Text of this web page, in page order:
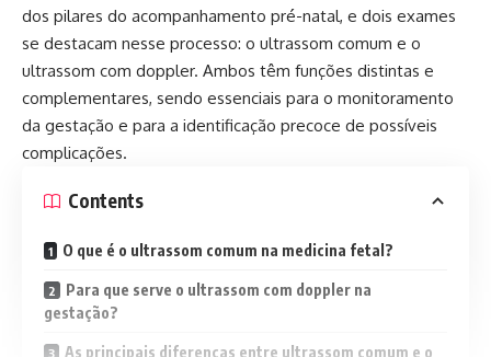
dos pilares do acompanhamento pré-natal, e dois exames
se destacam nesse processo: o ultrassom comum e o
ultrassom com doppler. Ambos têm funções distintas e
complementares, sendo essenciais para o monitoramento
da gestação e para a identificação precoce de possíveis
complicações.
Contents
O que é o ultrassom comum na medicina fetal?
Para que serve o ultrassom com doppler na
gestação?
As principais diferenças entre ultrassom comum e o